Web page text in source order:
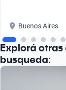
Buenos Aires
Explorá
busqueda: